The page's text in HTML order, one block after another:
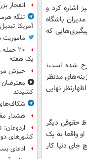
اشاره کرد و
باشگاه
که
شده است؛
مدنظر
نهایی
حقوقی دیگر
واقعا به یک
جای دنیا کار
انفجار
تنگه
آمریکا
ماموریت
۲۰
یک هفته
خیزش
معترضان
کشیدند
هشدار
اردوغان:
کشورهای
ادعای